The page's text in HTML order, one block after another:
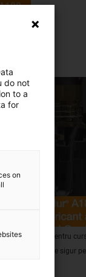
specială pentru
Materialul este sigur
do not
to a
for
on